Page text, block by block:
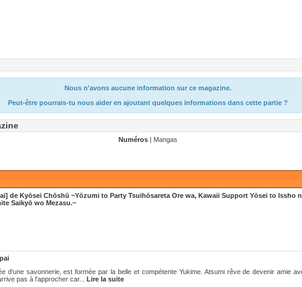
Nous n'avons aucune information sur ce magazine.
Peut-être pourrais-tu nous aider en ajoutant quelques informations dans cette partie ?
Numéros | Mangas
de Kyōsei Chōshū ~Yōzumi to Party Tsuihōsareta Ore wa, Kawaii Support Yōsei to Issho
Saikyō wo Mezasu.~
d'une savonnerie, est formée par la belle et compétente Yukime. Atsumi rêve de devenir amie
pas à l'approcher car... Lire la suite